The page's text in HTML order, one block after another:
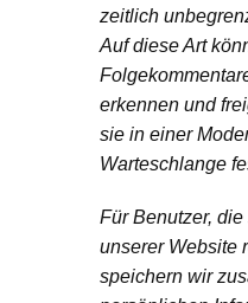
zeitlich
Auf diese Art
erkennen und
sie in einer
Warteschlange
Für Benutzer, die
unserer Website
speichern wir